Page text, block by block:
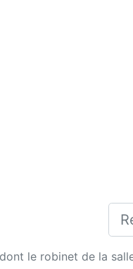
le robinet de la